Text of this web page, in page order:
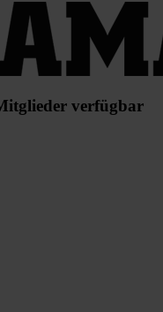
verfügbar